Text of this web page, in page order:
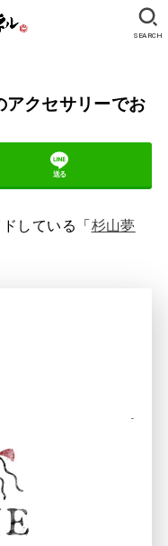
SEARCH
アクセサリーでお
送る
している「杉山夢